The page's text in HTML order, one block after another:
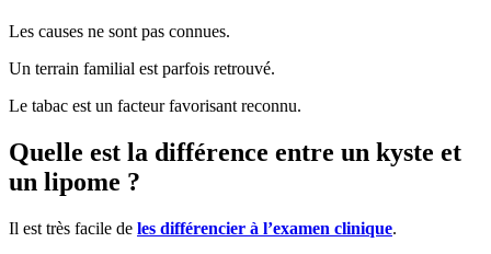
Les causes ne sont pas connues.
Un terrain familial est parfois retrouvé.
Le tabac est un facteur favorisant reconnu.
Quelle est la différence entre un kyste et
un lipome ?
Il est très facile de les différencier à l’examen clinique.